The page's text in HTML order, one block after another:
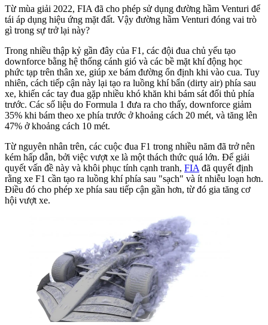
Từ mùa giải 2022, FIA đã cho phép sử dụng đường hầm Venturi để
tái áp dụng hiệu ứng mặt đất. Vậy đường hầm Venturi đóng vai trò
gì trong sự trở lại này?
Trong nhiều thập kỷ gần đây của F1, các đội đua chủ yếu tạo
downforce bằng hệ thống cánh gió và các bề mặt khí động học
phức tạp trên thân xe, giúp xe bám đường ổn định khi vào cua. Tuy
nhiên, cách tiếp cận này lại tạo ra luồng khí bẩn (dirty air) phía sau
xe, khiến các tay đua gặp nhiều khó khăn khi bám sát đối thủ phía
trước. Các số liệu do Formula 1 đưa ra cho thấy, downforce giảm
35% khi bám theo xe phía trước ở khoảng cách 20 mét, và tăng lên
47% ở khoảng cách 10 mét.
Từ nguyên nhân trên, các cuộc đua F1 trong nhiều năm đã trở nên
kém hấp dẫn, bởi việc vượt xe là một thách thức quá lớn. Để giải
quyết vấn đề này và khôi phục tính cạnh tranh, FIA đã quyết định
rằng xe F1 cần tạo ra luồng khí phía sau "sạch" và ít nhiễu loạn hơn.
Điều đó cho phép xe phía sau tiếp cận gần hơn, từ đó gia tăng cơ
hội vượt xe.